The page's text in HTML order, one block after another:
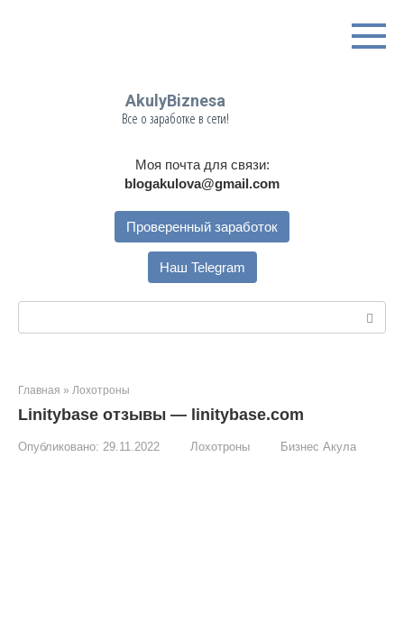
AkulyBiznesa
Все о заработке в сети!
Моя почта для связи:
blogakulova@gmail.com
Проверенный заработок
Наш Telegram
Главная » Лохотроны
Linitybase отзывы — linitybase.com
Опубликовано: 29.11.2022 Лохотроны Бизнес Акула